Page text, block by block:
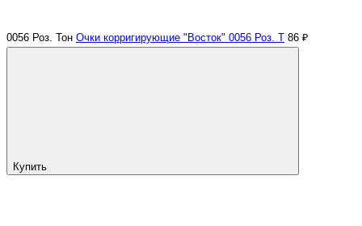
0056 Роз. Тон Очки корригирующие "Восток" 0056 Роз. Т 86 ₽
Купить